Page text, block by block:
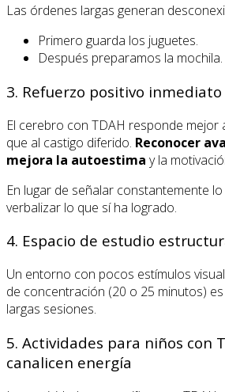
Las órdenes largas generan
Primero guarda los juguetes.
Después preparamos la mochila.
3. Refuerzo positivo inmediato
El cerebro con TDAH responde mejor
que al castigo diferido. Reconocer
mejora la autoestima y la
En lugar de señalar constantemente
verbalizar lo que sí ha logrado.
4. Espacio de estudio
Un entorno con pocos estímulos
de concentración (20 o 25 minutos)
largas sesiones.
5. Actividades para niños con
canalicen energía